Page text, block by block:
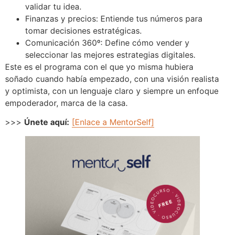
validar tu idea.
Finanzas y precios: Entiende tus números para
tomar decisiones estratégicas.
Comunicación 360º: Define cómo vender y
seleccionar las mejores estrategias digitales.
Este es el programa con el que yo misma hubiera
soñado cuando había empezado, con una visión realista
y optimista, con un lenguaje claro y siempre un enfoque
empoderador, marca de la casa.
>>> Únete aquí: [Enlace a MentorSelf]